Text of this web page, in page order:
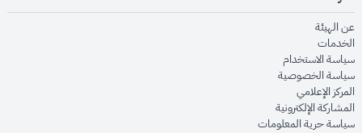
عن الهيئةopens in new window
الخدماتopens in new window
سياسة الاستخدام
سياسة الخصوصيةopens in new window
المركز الإعلاميopens in new window
المشاركة الإلكترونيةopens in new window
سياسة حرية المعلوماتopens in new window